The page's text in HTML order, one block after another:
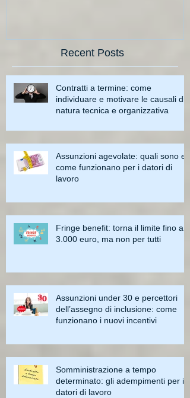
Recent Posts
Contratti a termine: come
individuare e motivare le causali di
natura tecnica e organizzativa
Assunzioni agevolate: quali sono e
come funzionano per i datori di
lavoro
Fringe benefit: torna il limite fino a
3.000 euro, ma non per tutti
Assunzioni under 30 e percettori
dell’assegno di inclusione: come
funzionano i nuovi incentivi
Somministrazione a tempo
determinato: gli adempimenti per i
datori di lavoro